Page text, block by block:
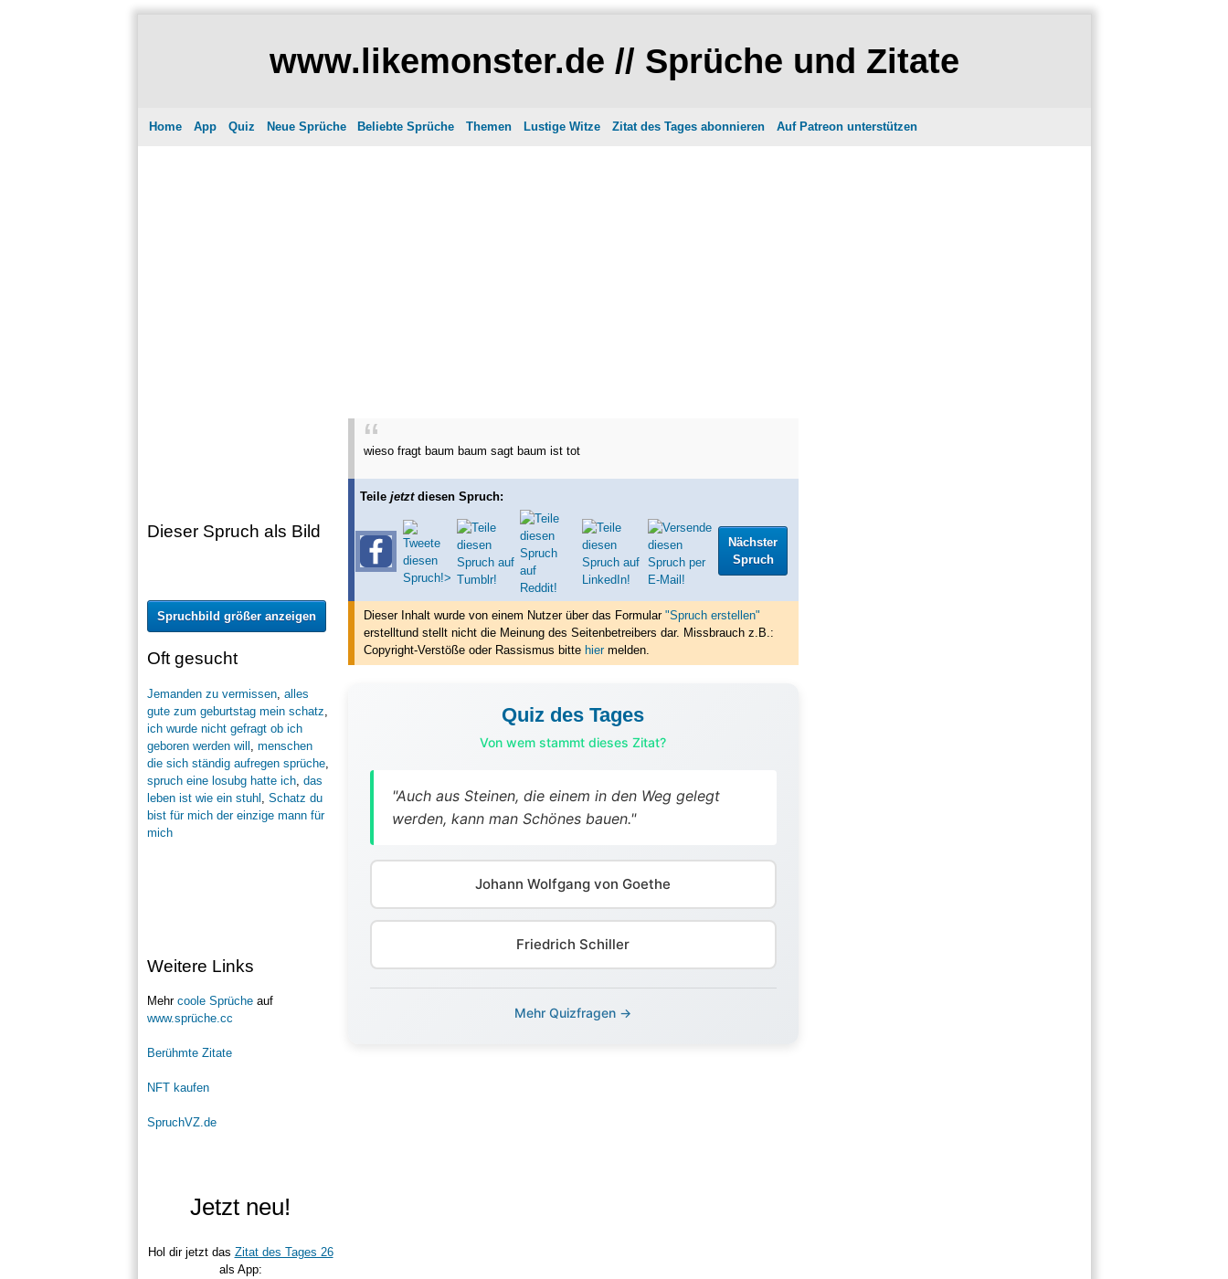
www.likemonster.de // Sprüche und Zitate
Home App Quiz Neue Sprüche Beliebte Sprüche Themen Lustige Witze Zitat des Tages abonnieren Auf Patreon unterstützen
Dieser Spruch als Bild
Spruchbild größer anzeigen
Oft gesucht
Jemanden zu vermissen, alles
gute zum geburtstag mein schatz
ich wurde nicht gefragt ob ich
geboren werden will menschen
die sich ständig aufregen sprüche,
spruch eine losubg hatte ich, das
leben ist wie ein stuhl Schatz du
bist für mich der einzige mann für
mich
Weitere Links
Mehr coole Sprücheauf
www.sprüche.cc
Berühmte Zitate
NFT kaufen
SpruchVZ.de
Jetzt neu!
Hol dir jetzt das Zitat des Tages 26
als App:
wieso fragt baum baum sagt baum ist tot
Teile jetztdiesen Spruch:
Nächster
Spruch
Dieser Inhalt wurde von einem Nutzer über das Formular "Spruch erstellen"
erstelltund stellt nicht die Meinung des Seitenbetreibers dar. Missbrauch z.B.:
Copyright-Verstöße oder Rassismus bitte hiermelden.
Quiz des Tages
Von wem stammt dieses Zitat?
"Auch aus Steinen, die einem in den Weg gelegt
werden, kann man Schönes bauen."
Johann Wolfgang von Goethe
Friedrich Schiller
Mehr Quizfragen →